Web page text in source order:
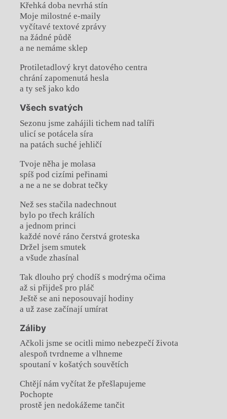
Křehká doba nevrhá stín
Moje milostné e-maily
vyčítavé textové zprávy
na žádné půdě
a ne nemáme sklep
Protiletadlový kryt datového centra
chrání zapomenutá hesla
a ty seš jako kdo
Všech svatých
Sezonu jsme zahájili tichem nad talíři
ulicí se potácela síra
na patách suché jehličí
Tvoje něha je molasa
spíš pod cizími peřinami
a ne a ne se dobrat tečky
Než ses stačila nadechnout
bylo po třech králích
a jednom princi
každé nové ráno čerstvá groteska
Držel jsem smutek
a všude zhasínal
Tak dlouho prý chodíš s modrýma očima
až si přijdeš pro pláč
Ještě se ani neposouvají hodiny
a už zase začínají umírat
Záliby
Ačkoli jsme se ocitli mimo nebezpečí života
alespoň tvrdneme a vlhneme
spoutaní v košatých souvětích
Chtějí nám vyčítat že přešlapujeme
Pochopte
prostě jen nedokážeme tančit